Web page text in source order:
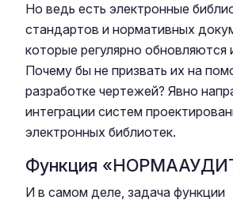
Но ведь есть электронные
стандартов и нормативных
которые регулярно обновляются
Почему бы не призвать их на
разработке чертежей? Явно
интеграции систем
электронных библиотек.
Функция
И в самом деле, задача функции